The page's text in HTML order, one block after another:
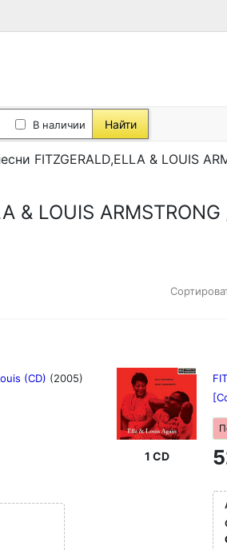
В наличии Найти
FITZGERALD,ELLA & LOUIS
& LOUIS
(CD) (2005)
1 CD